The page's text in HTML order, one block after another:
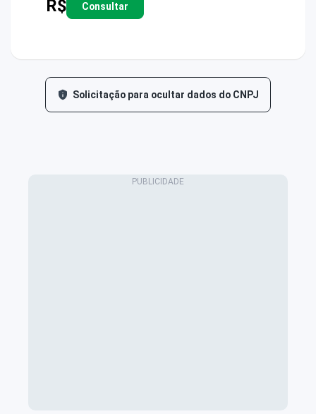
R$ Consultar
Solicitação para ocultar dados do CNPJ